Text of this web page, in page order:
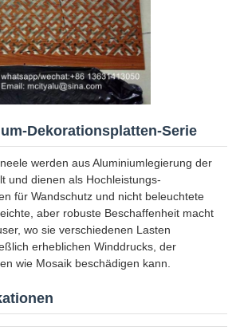
Dekorationsplatten-Serie
werden aus Aluminiumlegierung der
und dienen als Hochleistungs-
für Wandschutz und nicht beleuchtete
aber robuste Beschaffenheit macht
wo sie verschiedenen Lasten
erheblichen Winddrucks, der
wie Mosaik beschädigen kann.